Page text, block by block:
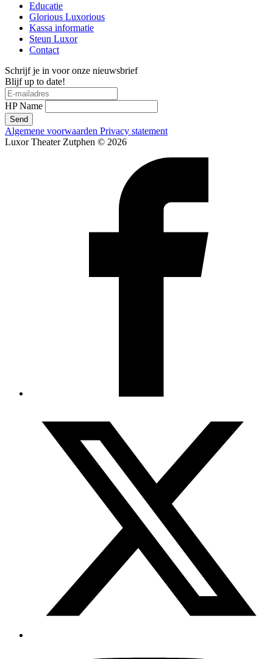
Educatie
Glorious Luxorious
Kassa informatie
Steun Luxor
Contact
Schrijf je in voor onze nieuwsbrief
Blijf up to date!
HP Name
Send
Algemene voorwaarden Privacy statement
Luxor Theater Zutphen © 2026